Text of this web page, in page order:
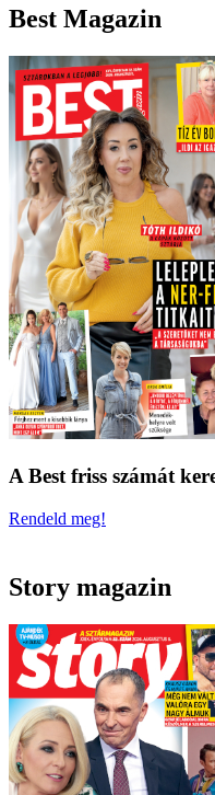
Best Magazin
A Best friss számát
Rendeld meg!
Story magazin